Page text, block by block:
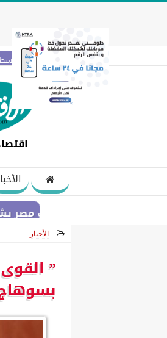
الجمعة 7 أغسطس 2026
بنك مصر يشارك في
الأخبار